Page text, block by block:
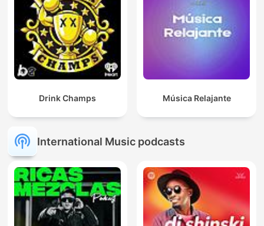
Drink Champs Música Relajante
International Music podcasts